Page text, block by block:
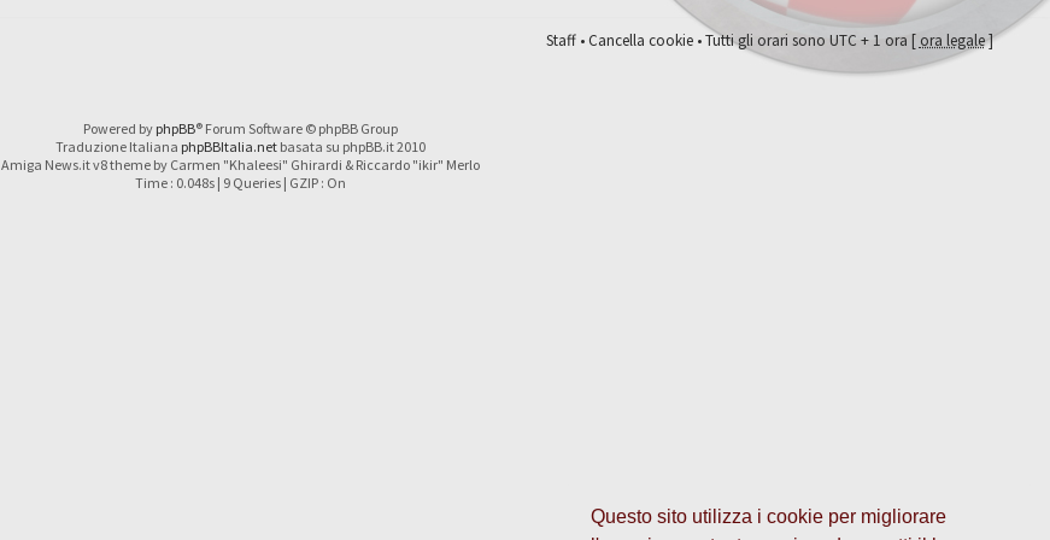
Questo sito utilizza i cookie per migliorare
Staff•Cancella cookie• Tutti gli orari sono UTC + 1 ora [ ora legale]
Powered by phpBB® Forum Software © phpBB Group
Traduzione Italiana phpBBItalia.netbasata su phpBB.it 2010
Amiga News.it v8 theme by Carmen "Khaleesi" Ghirardi & Riccardo "ikir" Merlo
Time : 0.048s | 9 Queries | GZIP : On